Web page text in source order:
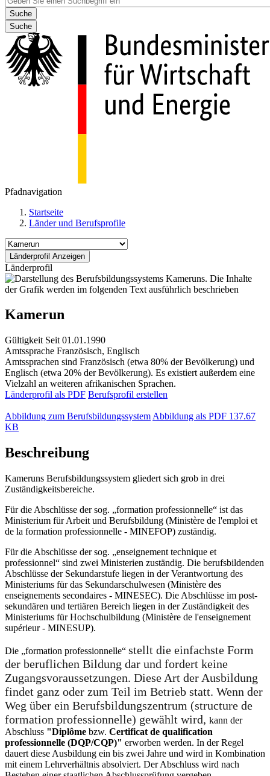
Suche
Pfadnavigation
Startseite
Länder und Berufsprofile
Länderprofil
Kamerun
Gültigkeit Seit 01.01.1990
Amtssprache Französisch, Englisch
Amtssprachen sind Französisch (etwa 80% der Bevölkerung) und
Englisch (etwa 20% der Bevölkerung). Es existiert außerdem eine
Vielzahl an weiteren afrikanischen Sprachen.
Länderprofil als PDF Berufsprofil erstellen
Abbildung zum Berufsbildungssystem Abbildung als PDF 137.67
KB
Beschreibung
Kameruns Berufsbildungssystem gliedert sich grob in drei
Zuständigkeitsbereiche.
Für die Abschlüsse der sog. „formation professionnelle“ ist das
Ministerium für Arbeit und Berufsbildung (Ministère de l'emploi et
de la formation professionnelle - MINEFOP) zuständig.
Für die Abschlüsse der sog. „enseignement technique et
professionnel“ sind zwei Ministerien zuständig. Die berufsbildenden
Abschlüsse der Sekundarstufe liegen in der Verantwortung des
Ministeriums für das Sekundarschulwesen (Ministère des
enseignements secondaires - MINESEC). Die Abschlüsse im post-
sekundären und tertiären Bereich liegen in der Zuständigkeit des
Ministeriums für Hochschulbildung (Ministère de l'enseignement
supérieur - MINESUP).
Die „formation professionnelle“ stellt die einfachste Form
der beruflichen Bildung dar und fordert keine
Zugangsvoraussetzungen. Diese Art der Ausbildung
findet ganz oder zum Teil im Betrieb statt. Wenn der
Weg über ein Berufsbildungszentrum (structure de
formation professionnelle) gewählt wird, kann der
Abschluss "Diplôme bzw. Certificat de qualification
professionnelle (DQP/CQP)" erworben werden. In der Regel
dauert diese Ausbildung ein bis zwei Jahre und wird in Kombination
mit einem Lehrverhältnis absolviert. Der Abschluss wird nach